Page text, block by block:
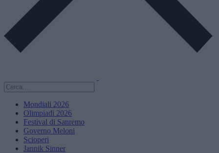
Mondiali 2026
Olimpiadi 2026
Festival di Sanremo
Governo Meloni
Scioperi
Jannik Sinner